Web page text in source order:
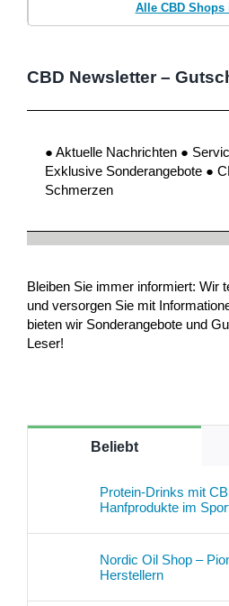
Alle CBD Shops
CBD Newsletter –
● Aktuelle Nachrichten ●
Exklusive Sonderangebote ●
Schmerzen
Bleiben Sie immer informiert: Wir
und versorgen Sie mit
bieten wir Sonderangebote und
Leser!
Beliebt
Protein-Drinks mit
Hanfprodukte im
Nordic Oil Shop –
Herstellern